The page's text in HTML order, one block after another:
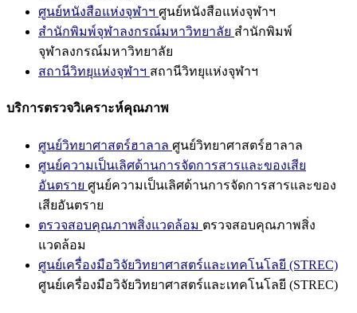
ศูนย์หนังสือแห่งจุฬาฯ ศูนย์หนังสือแห่งจุฬาฯ
สำนักพิมพ์จุฬาลงกรณ์มหาวิทยาลัย สำนักพิมพ์
จุฬาลงกรณ์มหาวิทยาลัย
สถานีวิทยุแห่งจุฬาฯ สถานีวิทยุแห่งจุฬาฯ
บริการตรวจวิเคราะห์คุณภาพ
ศูนย์วิทยาศาสตร์ฮาลาล ศูนย์วิทยาศาสตร์ฮาลาล
ศูนย์ความเป็นเลิศด้านการจัดการสารและของเสีย
อันตราย ศูนย์ความเป็นเลิศด้านการจัดการสารและของ
เสียอันตราย
ตรวจสอบคุณภาพสิ่งแวดล้อม ตรวจสอบคุณภาพสิ่ง
แวดล้อม
ศูนย์เครื่องมือวิจัยวิทยาศาสตร์และเทคโนโลยี (STREC)
ศูนย์เครื่องมือวิจัยวิทยาศาสตร์และเทคโนโลยี (STREC)